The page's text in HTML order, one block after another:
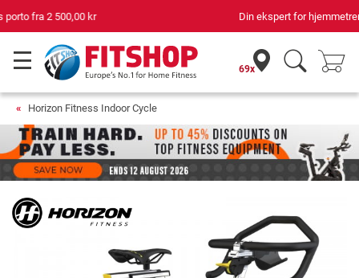
Din ekspert for hjemmetrening i 42 år
69x
Horizon Fitness Indoor Cycle